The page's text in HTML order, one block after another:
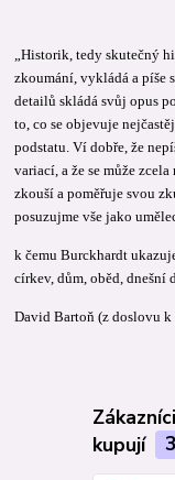
„Historik, tedy skutečný
zkoumání, vykládá a píše
detailů skládá svůj opus
to, co se objevuje
podstatu. Ví dobře, že
variací, a že se může
zkouší a poměřuje svou
posuzujme vše jako
k čemu Burckhardt
církev, dům, oběd, dnešní
David Bartoň (z doslovu k
kupují
3